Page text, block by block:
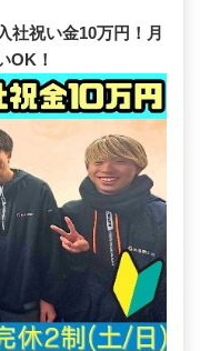
社祝い金10万円！月
OK！